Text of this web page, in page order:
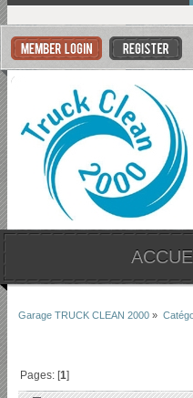
Garage TRUCK CLEAN 2000 »
Pages: [1]